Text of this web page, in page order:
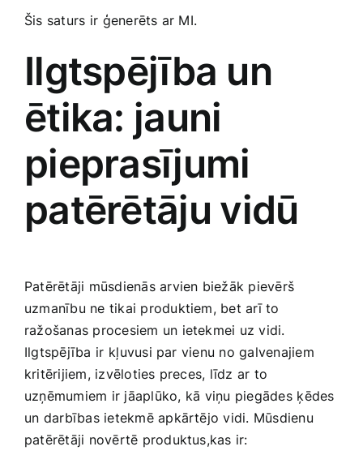
Šis saturs ir ⁢ģenerēts ar MI.
Ilgtspējība un
ētika: jauni
pieprasījumi⁢
patērētāju⁣ vidū
Patērētāji mūsdienās arvien biežāk pievērš
uzmanību ne ‍tikai produktiem, bet arī to
ražošanas procesiem un ietekmei uz ‍vidi.
Ilgtspējība ⁣ir⁤ kļuvusi par vienu no galvenajiem
kritērijiem, izvēloties ‍preces, līdz ⁤ar to
uzņēmumiem ir ​jāaplūko, ⁢kā viņu piegādes⁤ ķēdes
un ⁣darbības ietekmē apkārtējo vidi. Mūsdienu
patērētāji novērtē produktus,kas ir: